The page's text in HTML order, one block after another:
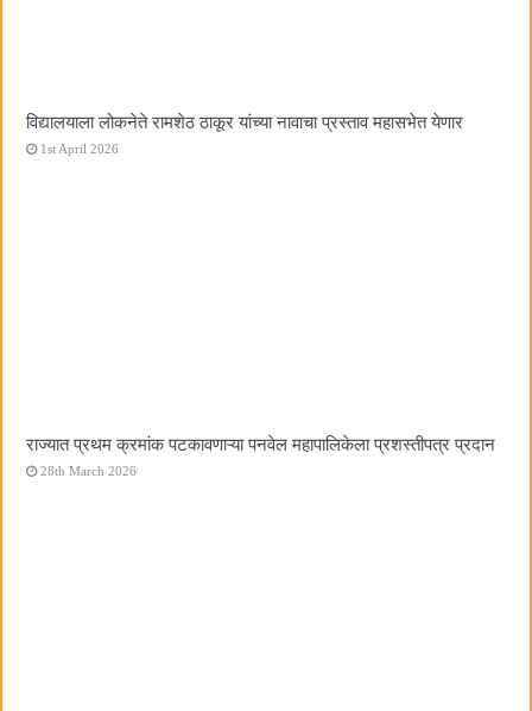
विद्यालयाला लोकनेते रामशेठ ठाकूर यांच्या नावाचा प्रस्ताव महासभेत येणार
1st April 2026
राज्यात प्रथम क्रमांक पटकावणाऱ्या पनवेल महापालिकेला प्रशस्तीपत्र प्रदान
28th March 2026